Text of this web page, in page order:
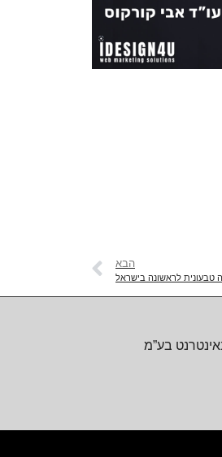
הבא
טבעונית לראשונה בישראל
באינטרנט בע”מ